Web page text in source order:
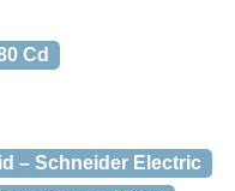
Cd
– Schneider Electric